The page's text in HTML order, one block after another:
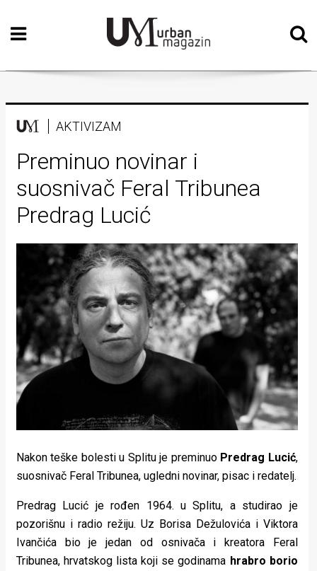
Početna
Vizualne
Teatar
Književnost
Muzika
Film
Intervju
Kolumne
Kultura
Lifestyle
Beauty
stolom
Život
u
pokretu
AKTIVIZAM
Preminuo novinar i
suosnivač Feral Tribunea
Predrag Lucić
Nakon teške bolesti u Splitu je preminuo Predrag Lucić,
suosnivač Feral Tribunea, ugledni novinar, pisac i redatelj.
Predrag Lucić je rođen 1964. u Splitu, a studirao je
pozorišnu i radio režiju. Uz Borisa Dežulovića i Viktora
Ivančića bio je jedan od osnivača i kreatora Feral
Tribunea, hrvatskog lista koji se godinama hrabro borio